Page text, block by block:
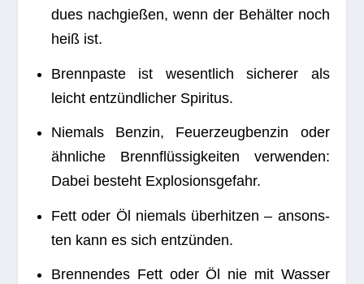
dues nach­gie­ßen, wenn der Behäl­ter noch
heiß ist.
Brenn­paste ist wesent­lich siche­rer als
leicht ent­zünd­li­cher Spiritus.
Nie­mals Ben­zin, Feu­er­zeug­ben­zin oder
ähn­li­che Brenn­flüs­sig­kei­ten ver­wen­den:
Dabei besteht Explosionsgefahr.
Fett oder Öl nie­mals über­hit­zen – ansons­
ten kann es sich entzünden.
Bren­nen­des Fett oder Öl nie mit Was­ser